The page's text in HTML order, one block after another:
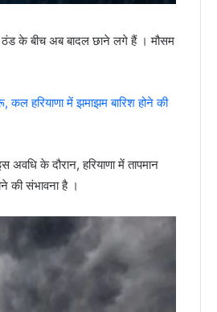
के बीच अब बादल छाने लगे हैं । मौसम
हरियाणा में झमाझम बारिश होने की
के दौरान, हरियाणा में तापमान
की संभावना है ।